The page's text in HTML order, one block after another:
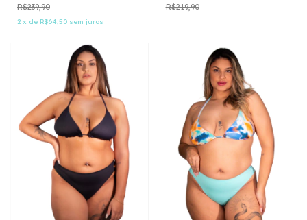
R$239,90
2 x de R$64,50 sem juros
R$219,90